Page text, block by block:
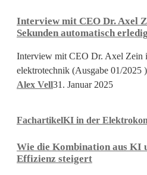
Zein:
„Aufgaben
erledigen“
Interview mit CEO Dr. Axel
Sekunden automatisch
Interview mit CEO Dr. Axel Zein
elektrotechnik (Ausgabe 01/2025 )
Alex Vell31. Januar 2025
FachartikelKI in der
Wie die Kombination aus KI
Effizienz steigert